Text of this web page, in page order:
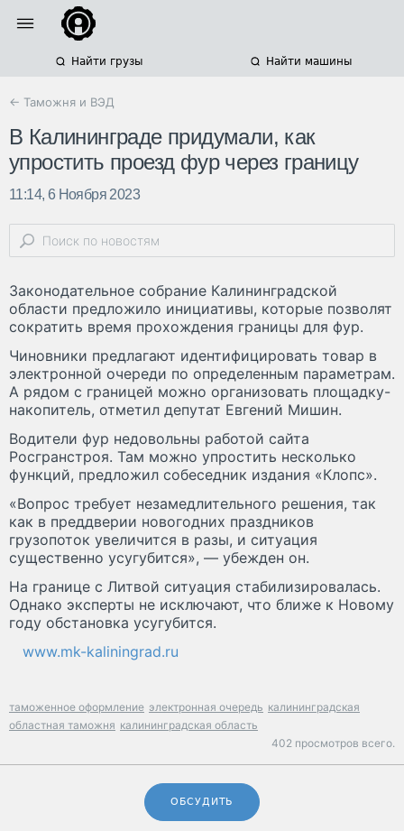
Найти грузы Найти машины
← Таможня и ВЭД
В Калининграде придумали, как
упростить проезд фур через границу
11:14, 6 Ноября 2023
Законодательное собрание Калининградской
области предложило инициативы, которые позволят
сократить время прохождения границы для фур.
Чиновники предлагают идентифицировать товар в
электронной очереди по определенным параметрам.
А рядом с границей можно организовать площадку-
накопитель, отметил депутат Евгений Мишин.
Водители фур недовольны работой сайта
Росгранстроя. Там можно упростить несколько
функций, предложил собеседник издания «Клопс».
«Вопрос требует незамедлительного решения, так
как в преддверии новогодних праздников
грузопоток увеличится в разы, и ситуация
существенно усугубится», — убежден он.
На границе с Литвой ситуация стабилизировалась.
Однако эксперты не исключают, что ближе к Новому
году обстановка усугубится.
www.mk-kaliningrad.ru
таможенное оформление электронная очередь калининградская
областная таможня калининградская область
402 просмотров всего.
ОБСУДИТЬ